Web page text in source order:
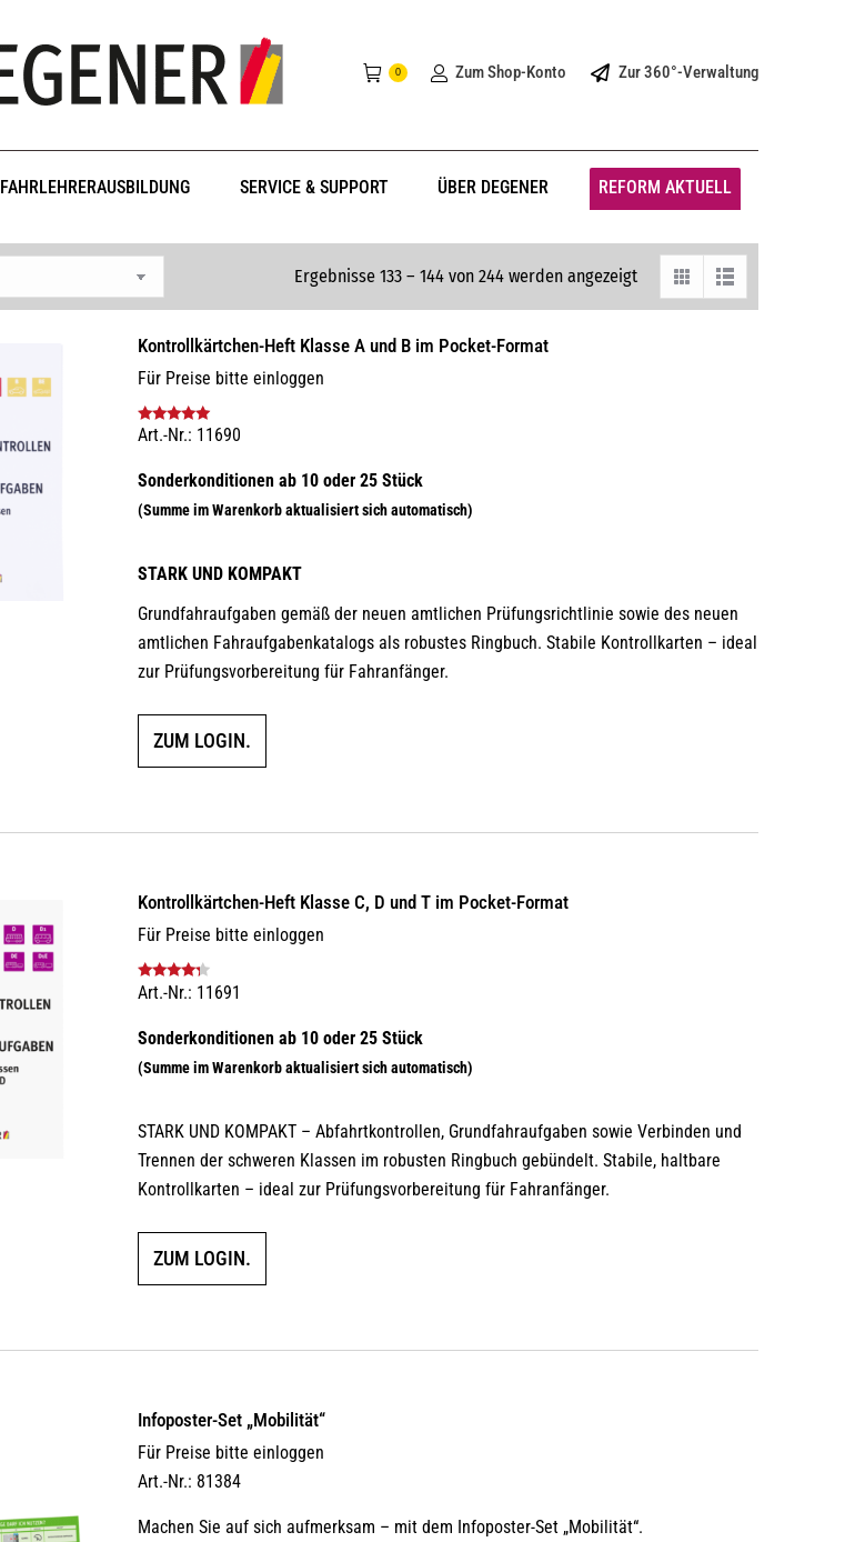
0 Zum Shop-Konto Zur 360°-Verwaltung
FAHRLEHRERAUSBILDUNG SERVICE & SUPPORT ÜBER DEGENER REFORM AKTUELL
Ergebnisse 133 – 144 von 244 werden angezeigt
Kontrollkärtchen-Heft Klasse A und B im Pocket-Format
Für Preise bitte einloggen
Bewertet mit
Art.-Nr.: 11690
STARK UND KOMPAKT
Grundfahraufgaben gemäß der neuen amtlichen Prüfungsrichtlinie sowie des neuen
amtlichen Fahraufgabenkatalogs als robustes Ringbuch. Stabile Kontrollkarten – ideal
zur Prüfungsvorbereitung für Fahranfänger.
ZUM LOGIN.
Kontrollkärtchen-Heft Klasse C, D und T im Pocket-Format
Für Preise bitte einloggen
Bewertet
Art.-Nr.: 11691
STARK UND KOMPAKT – Abfahrtkontrollen, Grundfahraufgaben sowie Verbinden und
Trennen der schweren Klassen im robusten Ringbuch gebündelt. Stabile, haltbare
Kontrollkarten – ideal zur Prüfungsvorbereitung für Fahranfänger.
ZUM LOGIN.
Infoposter-Set „Mobilität“
Für Preise bitte einloggen
Art.-Nr.: 81384
Machen Sie auf sich aufmerksam – mit dem Infoposter-Set „Mobilität“.